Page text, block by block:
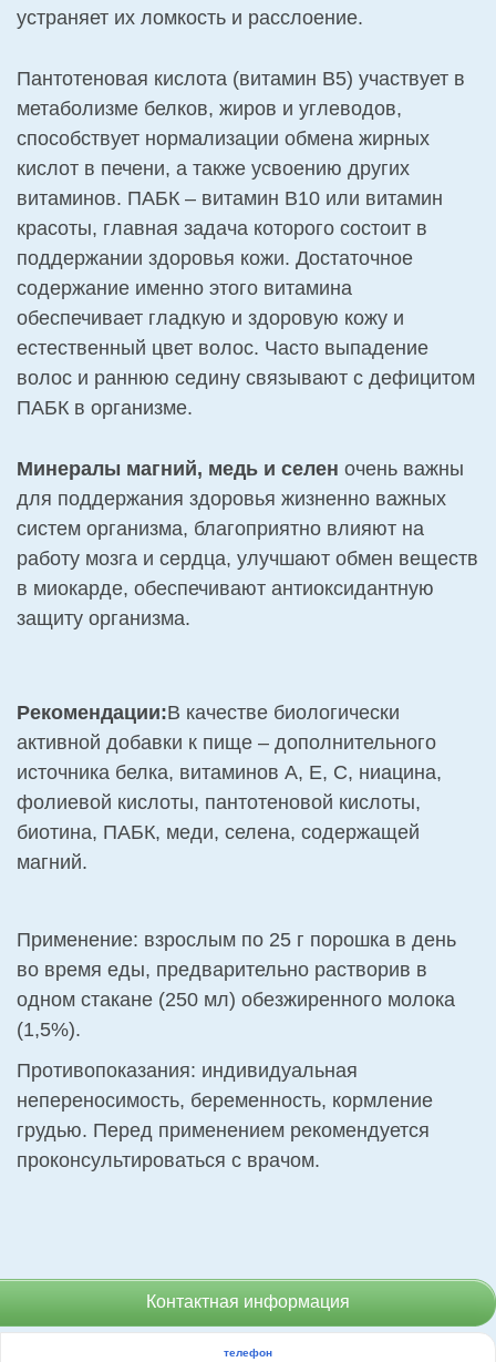
устраняет их ломкость и расслоение.
Пантотеновая кислота (витамин В5) участвует в
метаболизме белков, жиров и углеводов,
способствует нормализации обмена жирных
кислот в печени, а также усвоению других
витаминов. ПАБК – витамин В10 или витамин
красоты, главная задача которого состоит в
поддержании здоровья кожи. Достаточное
содержание именно этого витамина
обеспечивает гладкую и здоровую кожу и
естественный цвет волос. Часто выпадение
волос и раннюю седину связывают с дефицитом
ПАБК в организме.
Минералы магний, медь и селен очень важны
для поддержания здоровья жизненно важных
систем организма, благоприятно влияют на
работу мозга и сердца, улучшают обмен веществ
в миокарде, обеспечивают антиоксидантную
защиту организма.
Рекомендации:В качестве биологически
активной добавки к пище – дополнительного
источника белка, витаминов А, Е, С, ниацина,
фолиевой кислоты, пантотеновой кислоты,
биотина, ПАБК, меди, селена, содержащей
магний.
Применение: взрослым по 25 г порошка в день
во время еды, предварительно растворив в
одном стакане (250 мл) обезжиренного молока
(1,5%).
Противопоказания: индивидуальная
непереносимость, беременность, кормление
грудью. Перед применением рекомендуется
проконсультироваться с врачом.
Контактная информация
телефон